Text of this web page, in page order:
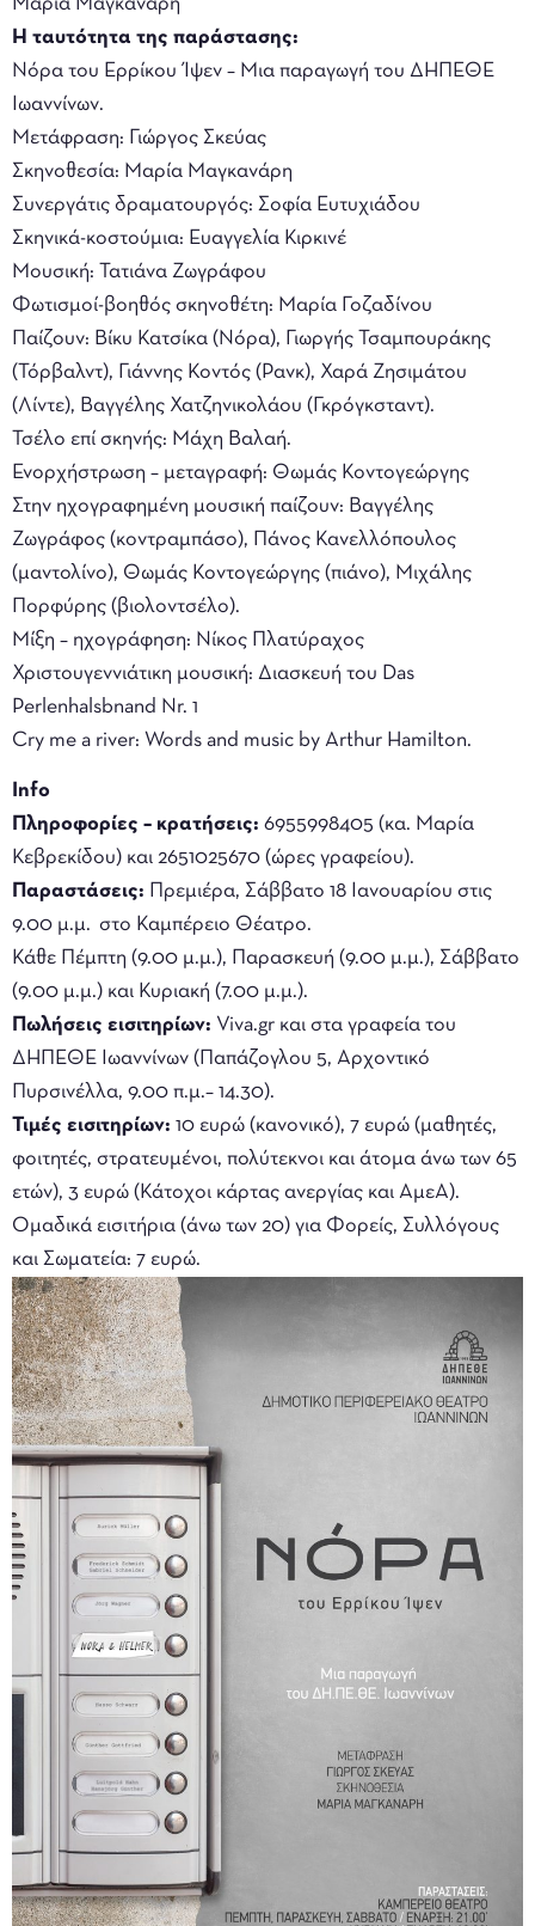
Η ταυτότητα της παράστασης:
Νόρα του Ερρίκου Ίψεν – Μια παραγωγή του ΔΗΠΕΘΕ
Ιωαννίνων.
Μετάφραση: Γιώργος Σκεύας
Σκηνοθεσία: Μαρία Μαγκανάρη
Συνεργάτις δραματουργός: Σοφία Ευτυχιάδου
Σκηνικά-κοστούμια: Ευαγγελία Κιρκινέ
Μουσική: Τατιάνα Ζωγράφου
Φωτισμοί-βοηθός σκηνοθέτη: Μαρία Γοζαδίνου
Παίζουν: Βίκυ Κατσίκα (Νόρα), Γιωργής Τσαμπουράκης
(Τόρβαλντ), Γιάννης Κοντός (Ρανκ), Χαρά Ζησιμάτου
(Λίντε), Βαγγέλης Χατζηνικολάου (Γκρόγκσταντ).
Τσέλο επί σκηνής: Μάχη Βαλαή.
Ενορχήστρωση – μεταγραφή: Θωμάς Κοντογεώργης
Στην ηχογραφημένη μουσική παίζουν: Βαγγέλης
Ζωγράφος (κοντραμπάσο), Πάνος Κανελλόπουλος
(μαντολίνο), Θωμάς Κοντογεώργης (πιάνο), Μιχάλης
Πορφύρης (βιολοντσέλο).
Μίξη – ηχογράφηση: Νίκος Πλατύραχος
Χριστουγεννιάτικη μουσική: Διασκευή του Das
Perlenhalsbnand Nr. 1
Cry me a river: Words and music by Arthur Hamilton.
Info
Πληροφορίες – κρατήσεις: 6955998405 (κα. Μαρία
Κεβρεκίδου) και 2651025670 (ώρες γραφείου).
Παραστάσεις: Πρεμιέρα, Σάββατο 18 Ιανουαρίου στις
9.00 μ.μ. στο Καμπέρειο Θέατρο.
Κάθε Πέμπτη (9.00 μ.μ.), Παρασκευή (9.00 μ.μ.), Σάββατο
(9.00 μ.μ.) και Κυριακή (7.00 μ.μ.).
Πωλήσεις εισιτηρίων: Viva.gr και στα γραφεία του
ΔΗΠΕΘΕ Ιωαννίνων (Παπάζογλου 5, Αρχοντικό
Πυρσινέλλα, 9.00 π.μ.– 14.30).
Τιμές εισιτηρίων: 10 ευρώ (κανονικό), 7 ευρώ (μαθητές,
φοιτητές, στρατευμένοι, πολύτεκνοι και άτομα άνω των 65
ετών), 3 ευρώ (Κάτοχοι κάρτας ανεργίας και ΑμεΑ).
Ομαδικά εισιτήρια (άνω των 20) για Φορείς, Συλλόγους
και Σωματεία: 7 ευρώ.